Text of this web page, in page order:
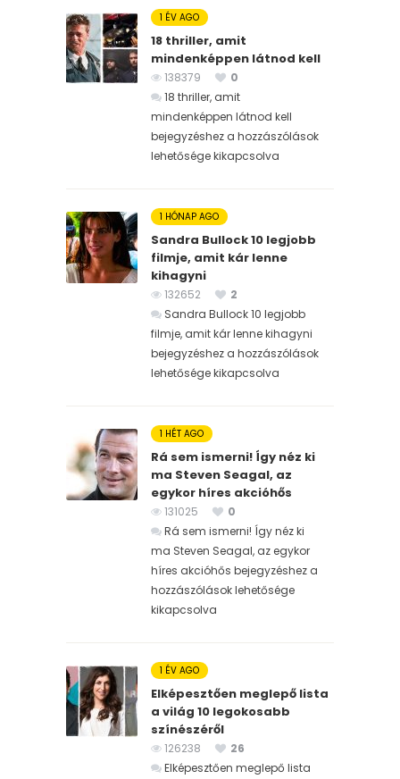
1 ÉV AGO
18 thriller, amit
mindenképpen látnod kell
138379
0
18 thriller, amit
mindenképpen látnod kell
bejegyzéshez a hozzászólások
lehetősége kikapcsolva
1 HÓNAP AGO
Sandra Bullock 10 legjobb
filmje, amit kár lenne
kihagyni
132652
2
Sandra Bullock 10 legjobb
filmje, amit kár lenne kihagyni
bejegyzéshez a hozzászólások
lehetősége kikapcsolva
1 HÉT AGO
Rá sem ismerni! Így néz ki
ma Steven Seagal, az
egykor híres akcióhős
131025
0
Rá sem ismerni! Így néz ki
ma Steven Seagal, az egykor
híres akcióhős bejegyzéshez a
hozzászólások lehetősége
kikapcsolva
1 ÉV AGO
Elképesztően meglepő lista
a világ 10 legokosabb
színészéről
126238
26
Elképesztően meglepő lista